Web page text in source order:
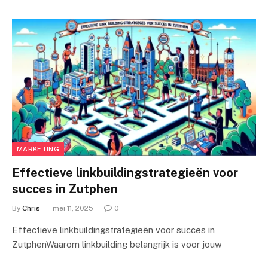
MARKETING
Effectieve linkbuildingstrategieën voor
succes in Zutphen
By Chris mei 11, 2025 0
Effectieve linkbuildingstrategieën voor succes in
ZutphenWaarom linkbuilding belangrijk is voor jouw